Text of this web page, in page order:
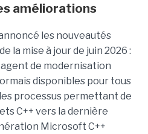
améliorations
les nouveautés
la mise à jour de juin 2026 :
de modernisation
disponibles pour tous
processus permettant de
C++ vers la dernière
Microsoft C++